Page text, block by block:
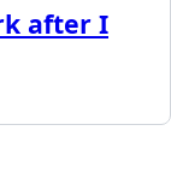
after I